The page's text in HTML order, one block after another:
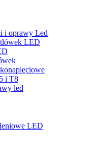
i oprawy Led
LED
i T8
led
LED